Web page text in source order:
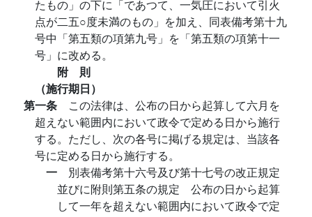
たもの」の下に「であつて、一気圧において引火
点が二五○度未満のもの」を加え、同表備考第十九
号中「第五類の項第九号」を「第五類の項第十一
号」に改める。
附 則
（施行期日）
第一条 この法律は、公布の日から起算して六月を
超えない範囲内において政令で定める日から施行
する。ただし、次の各号に掲げる規定は、当該各
号に定める日から施行する。
一 別表備考第十六号及び第十七号の改正規定
並びに附則第五条の規定 公布の日から起算
して一年を超えない範囲内において政令で定